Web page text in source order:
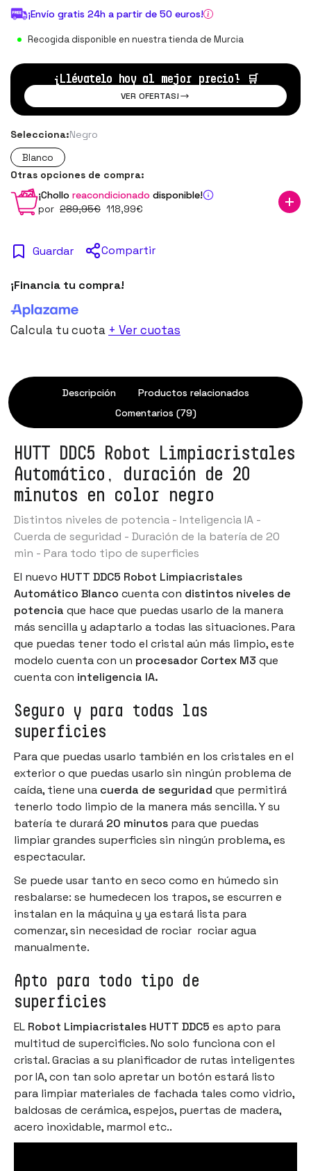
¡Envío gratis 24h a partir de 50 euros!
Recogida disponible en nuestra tienda de Murcia
¡Llévatelo hoy al mejor precio! 🛒
VER OFERTAS!
Selecciona:Negro
Blanco
Otras opciones de compra:
¡Chollo reacondicionado disponible!
por 289,95€ 118,99€
Guardar Compartir
¡Financia tu compra!
Calcula tu cuota + Ver cuotas
Descripción
Productos relacionados
Comentarios (79)
HUTT DDC5 Robot Limpiacristales
Automático, duración de 20
minutos en color negro
Distintos niveles de potencia - Inteligencia IA -
Cuerda de seguridad - Duración de la batería de 20
min - Para todo tipo de superficies
El nuevo HUTT DDC5 Robot Limpiacristales
Automático Blanco cuenta con distintos niveles de
potencia que hace que puedas usarlo de la manera
más sencilla y adaptarlo a todas las situaciones. Para
que puedas tener todo el cristal aún más limpio, este
modelo cuenta con un procesador Cortex M3 que
cuenta con inteligencia IA.
Seguro y para todas las
superficies
Para que puedas usarlo también en los cristales en el
exterior o que puedas usarlo sin ningún problema de
caída, tiene una cuerda de seguridad que permitirá
tenerlo todo limpio de la manera más sencilla. Y su
batería te durará 20 minutos para que puedas
limpiar grandes superficies sin ningún problema, es
espectacular.
Se puede usar tanto en seco como en húmedo sin
resbalarse: se humedecen los trapos, se escurren e
instalan en la máquina y ya estará lista para
comenzar, sin necesidad de rociar rociar agua
manualmente.
Apto para todo tipo de
superficies
EL Robot Limpiacristales HUTT DDC5 es apto para
multitud de supercificies. No solo funciona con el
cristal. Gracias a su planificador de rutas inteligentes
por IA, con tan solo apretar un botón estará listo
para limpiar materiales de fachada tales como vidrio,
baldosas de cerámica, espejos, puertas de madera,
acero inoxidable, marmol etc..